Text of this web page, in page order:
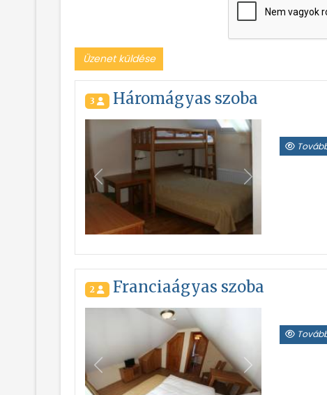
Üzenet küldése
3 Háromágyas szoba
Vissza Következő
2 Franciaágyas szoba
Vissza Következő